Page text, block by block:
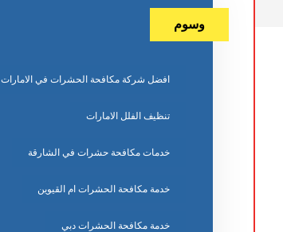
وسوم
افضل شركة مكافحة الحشرات في الامارات
تنظيف الفلل الامارات
خدمات مكافحة حشرات في الشارقة
خدمة مكافحة الحشرات ام القيوين
خدمة مكافحة الحشرات دبي